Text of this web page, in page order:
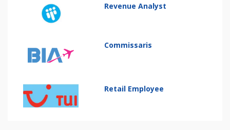
Revenue Analyst
Commissaris
Retail Employee